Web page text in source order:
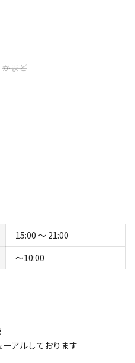
かまど
15:00 〜 21:00
〜10:00
アルしております
プにおすすめ